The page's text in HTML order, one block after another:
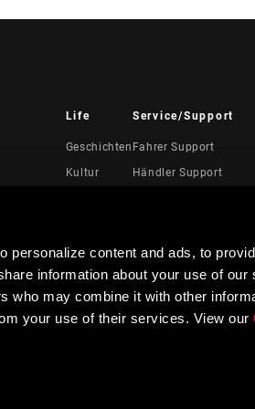
personalize content and ads, to
information about your use of our
who may combine it with other
your use of their services. View our
Life
Geschichten
Kultur
Service/Support
Fahrer Support
Händler Support
Produktregistrierung